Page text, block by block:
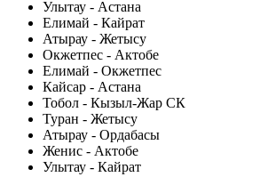
Улытау - Астана
Елимай - Кайрат
Атырау - Жетысу
Окжетпес - Актобе
Елимай - Окжетпес
Кайсар - Астана
Тобол - Кызыл-Жар СК
Туран - Жетысу
Атырау - Ордабасы
Женис - Актобе
Улытау - Кайрат